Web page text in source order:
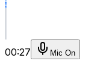
00:27 Mic On